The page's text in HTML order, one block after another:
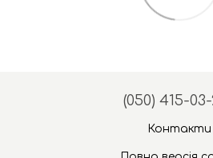
(050) 415-
Контакти